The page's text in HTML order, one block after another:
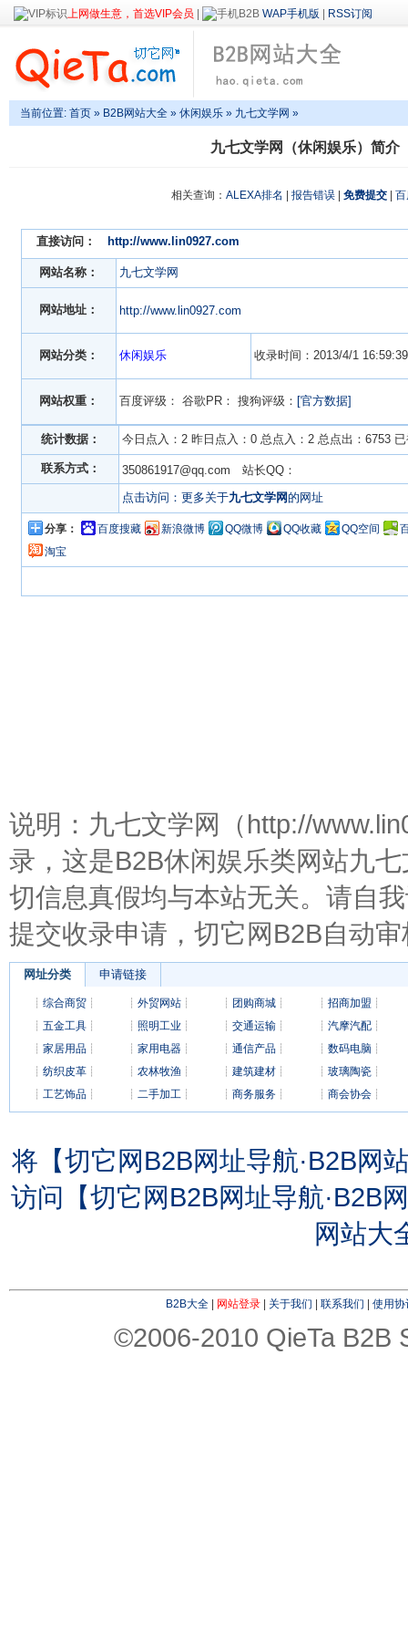
上网做生意，首选VIP会员 WAP手机版 RSS订阅
当前位置: 首页 » B2B网站大全 » 休闲娱乐 » 九七文学网 »
九七文学网（休闲娱乐）简介
相关查询： ALEXA排名 报告错误 免费提交
直接访问： http://www.lin0927.com
网站名称： 九七文学网
网站地址： http://www.lin0927.com
网站分类： 休闲娱乐 收录时间：2013/4/1 16:59:39
网站权重： 百度评级： 谷歌PR： 搜狗评级： [官方数据]
统计数据： 今日点入：2 昨日点入：0 总点入：2 总点出：6753
联系方式：
350861917@qq.com 站长QQ：
点击访问：更多关于九七文学网的网址
分享： 百度搜藏 新浪微博 QQ微博 QQ收藏 QQ空间
淘宝
说明：九七文学网（http://
录，这是B2B休闲娱乐类网站九
切信息真假均与本站无关。请自
提交收录申请，切它网B2B自动
网址分类 申请链接
┊ 综合商贸 ┊ ┊ 外贸网站 ┊ ┊ 团购商城 ┊ ┊ 招商加盟 ┊
┊ 五金工具 ┊ ┊ 照明工业 ┊ ┊ 交通运输 ┊ ┊ 汽摩汽配┊
┊ 家居用品 ┊ ┊ 家用电器 ┊ ┊ 通信产品 ┊ ┊ 数码电脑 ┊
┊ 纺织皮革 ┊ ┊ 农林牧渔 ┊ ┊ 建筑建材 ┊ ┊ 玻璃陶瓷┊
┊ 工艺饰品 ┊ ┊ 二手加工 ┊ ┊ 商务服务 ┊ ┊ 商会协会┊
将【切它网B2B网址导航·B2B网
访问【切它网B2B网址导航·B2B
网站大
B2B大全| 网站登录| 关于我们 联系我们 使用协
©2006-2010 QieTa B2B